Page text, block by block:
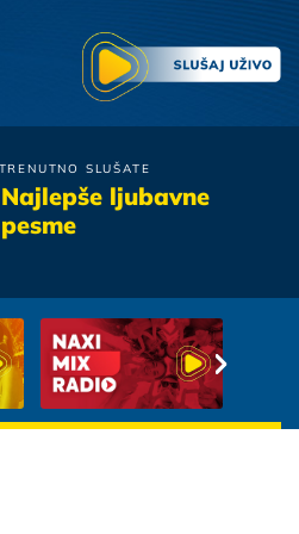
TRENUTNO SLUŠATE
Najlepše ljubavne
pesme
Bajaga i Losa
A ti se neces vratiti